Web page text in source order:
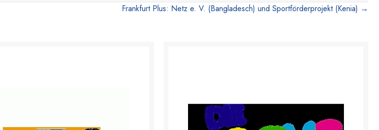
Frankfurt Plus: Netz e. V. (Bangladesch) und Sportförderprojekt (Kenia) →